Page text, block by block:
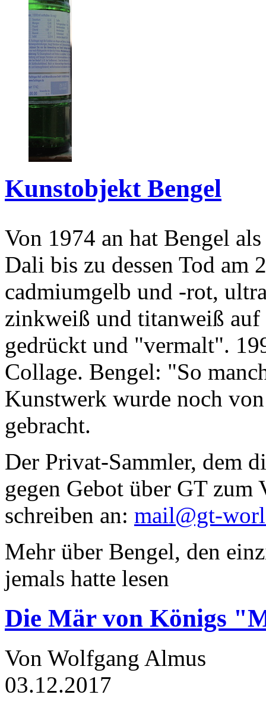
Kunstobjekt Bengel
Von 1974 an hat Bengel
Dali bis zu dessen Tod am
cadmiumgelb und -rot,
zinkweiß und titanweiß
gedrückt und "vermalt".
Collage. Bengel: "So
Kunstwerk wurde noch
gebracht.
Der Privat-Sammler, dem
gegen Gebot über GT zum
schreiben an: mail@gt-
Mehr über Bengel, den
jemals hatte lesen
Die Mär von Königs
Von Wolfgang Almus
03.12.2017